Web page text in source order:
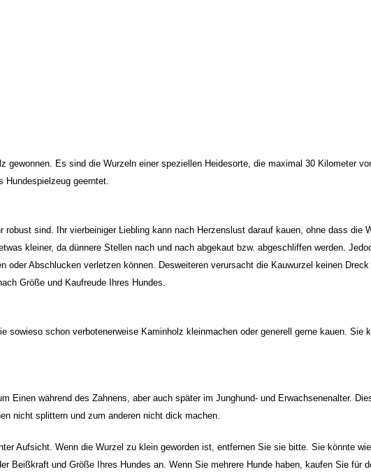
gewonnen. Es sind die Wurzeln einer speziellen Heidesorte, die maximal 30 Kilometer
Hundespielzeug geerntet.
sind. Ihr vierbeiniger Liebling kann nach Herzenslust darauf kauen, ohne dass die
kleiner, da dünnere Stellen nach und nach abgekaut bzw. abgeschliffen werden.
oder Abschlucken verletzen können. Desweiteren verursacht die Kauwurzel keinen
Größe und Kaufreude Ihres Hundes.
sowieso schon verbotenerweise Kaminholz kleinmachen oder generell gerne kauen. Sie
Einen während des Zahnens, aber auch später im Junghund- und Erwachsenenalter.
nicht splittern und zum anderen nicht dick machen.
Aufsicht. Wenn die Wurzel zu klein geworden ist, entfernen Sie sie bitte. Sie könnte
Beißkraft und Größe Ihres Hundes an. Wenn Sie mehrere Hunde haben, kaufen Sie für